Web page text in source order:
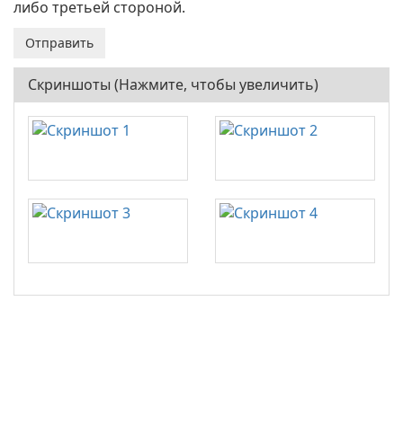
либо третьей стороной.
Скриншоты (Нажмите, чтобы увеличить)